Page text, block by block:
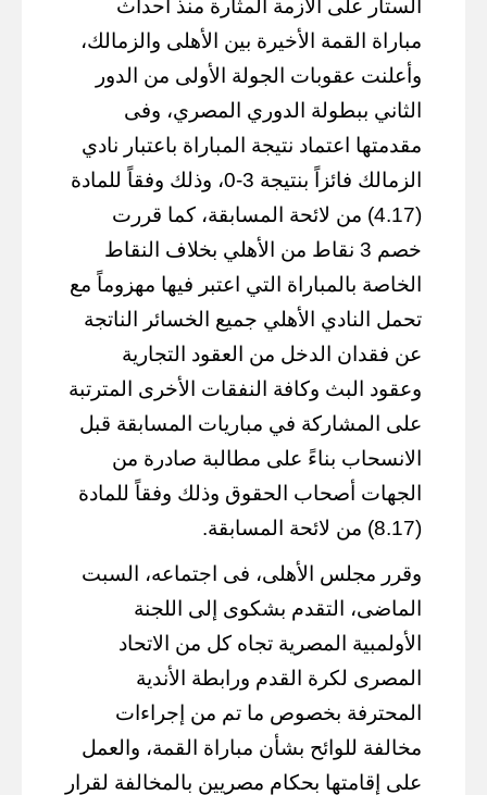
الستار على الأزمة المثارة منذ أحداث
مباراة القمة الأخيرة بين الأهلى والزمالك،
وأعلنت عقوبات الجولة الأولى من الدور
الثاني ببطولة الدوري المصري، وفى
مقدمتها اعتماد نتيجة المباراة باعتبار نادي
الزمالك فائزاً بنتيجة 3-0، وذلك وفقاً للمادة
(4.17) من لائحة المسابقة، كما قررت
خصم 3 نقاط من الأهلي بخلاف النقاط
الخاصة بالمباراة التي اعتبر فيها مهزوماً مع
تحمل النادي الأهلي جميع الخسائر الناتجة
عن فقدان الدخل من العقود التجارية
وعقود البث وكافة النفقات الأخرى المترتبة
على المشاركة في مباريات المسابقة قبل
الانسحاب بناءً على مطالبة صادرة من
الجهات أصحاب الحقوق وذلك وفقاً للمادة
(8.17) من لائحة المسابقة.
وقرر مجلس الأهلى، فى اجتماعه، السبت
الماضى، التقدم بشكوى إلى اللجنة
الأولمبية المصرية تجاه كل من الاتحاد
المصرى لكرة القدم ورابطة الأندية
المحترفة بخصوص ما تم من إجراءات
مخالفة للوائح بشأن مباراة القمة، والعمل
على إقامتها بحكام مصريين بالمخالفة لقرار